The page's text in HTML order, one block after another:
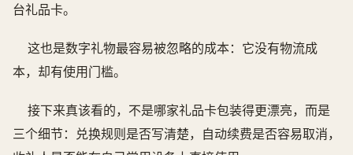
台礼品卡。
这也是数字礼物最容易被忽略的成本：它没有物流成
本，却有使用门槛。
接下来真该看的，不是哪家礼品卡包装得更漂亮，而是
三个细节：兑换规则是否写清楚，自动续费是否容易取消，